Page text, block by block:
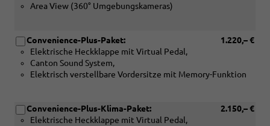
Area View (360° Umgebungskameras)
1.220,– €
Convenience-Plus-Paket:
Elektrische Heckklappe mit Virtual Pedal,
Canton Sound System,
Elektrisch verstellbare Vordersitze mit Memory-Funktion
2.150,– €
Convenience-Plus-Klima-Paket:
Elektrische Heckklappe mit Virtual Pedal,